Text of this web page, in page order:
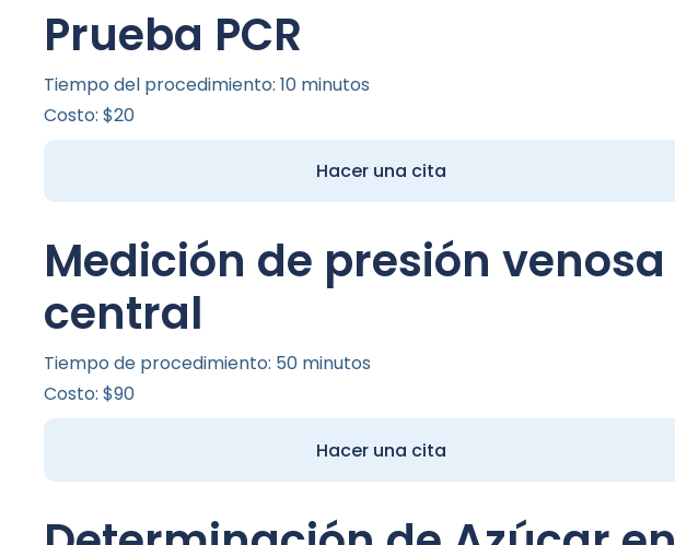
Prueba PCR
Tiempo del procedimiento: 10 minutos
Costo: $20
Hacer una cita
Medición de presión venosa
central
Tiempo de procedimiento: 50 minutos
Costo: $90
Hacer una cita